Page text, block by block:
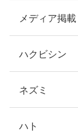
メディア掲載
ハクビシン
ネズミ
ハト